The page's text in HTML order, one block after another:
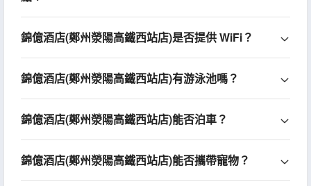
錦億酒店(鄭州滎陽高鐵西站店)是否提供 WiFi？
錦億酒店(鄭州滎陽高鐵西站店)有游泳池嗎？
錦億酒店(鄭州滎陽高鐵西站店)能否泊車？
錦億酒店(鄭州滎陽高鐵西站店)能否攜帶寵物？